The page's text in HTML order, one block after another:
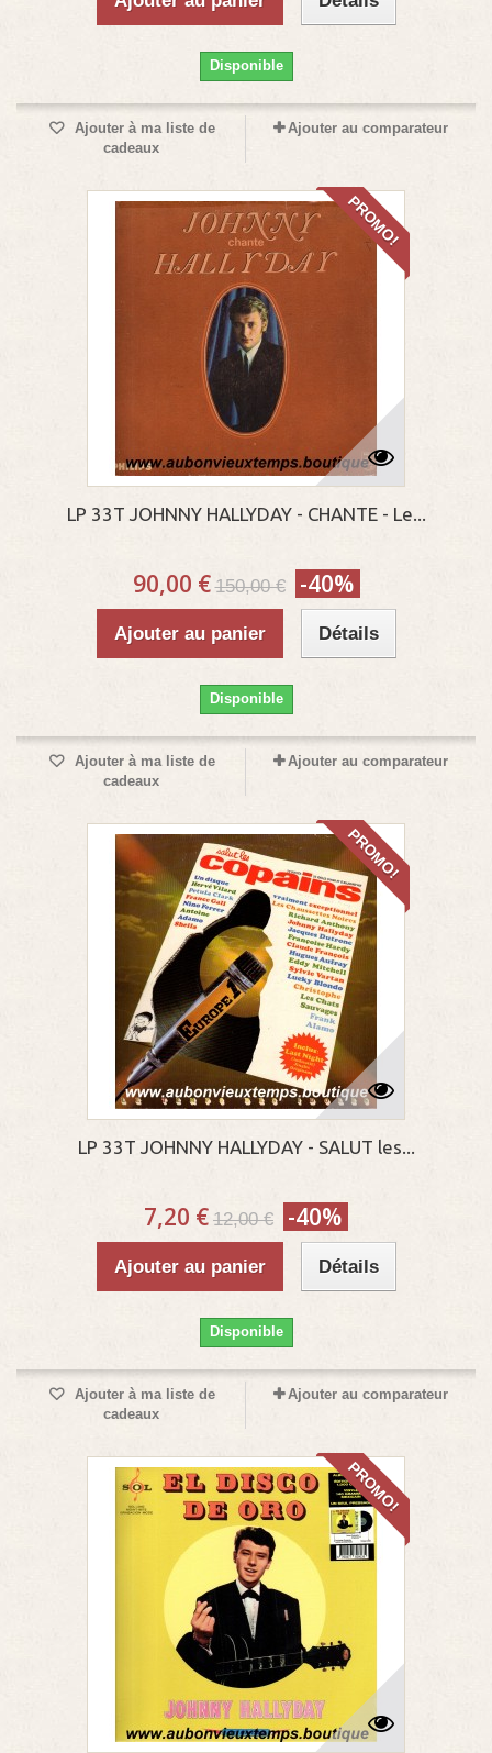
Disponible
Ajouter à ma liste de
cadeaux
Ajouter au comparateur
PROMO!
LP 33T JOHNNY HALLYDAY - CHANTE - Le...
90,00 € 150,00 € -40%
Ajouter au panier Détails
Disponible
Ajouter à ma liste de
cadeaux
Ajouter au comparateur
PROMO!
LP 33T JOHNNY HALLYDAY - SALUT les...
7,20 € 12,00 € -40%
Ajouter au panier Détails
Disponible
Ajouter à ma liste de
cadeaux
Ajouter au comparateur
PROMO!